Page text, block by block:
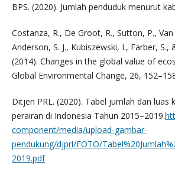
BPS. (2020). Jumlah penduduk menurut
Costanza, R., De Groot, R., Sutton, P.,
Anderson, S. J., Kubiszewski, I., Farber, S.,
(2014). Changes in the global value of
Global Environmental Change, 26,
Ditjen PRL. (2020). Tabel jumlah dan luas
perairan di Indonesia Tahun 2015–2019.
component/media/upload-gambar-
pendukung/djprl/FOTO/
2019.pdf